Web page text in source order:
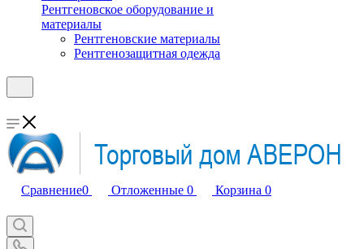
Рентгеновское оборудование и
материалы
Рентгеновские материалы
Рентгенозащитная одежда
Сравнение0 Отложенные 0 Корзина 0